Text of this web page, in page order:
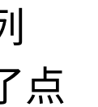
点